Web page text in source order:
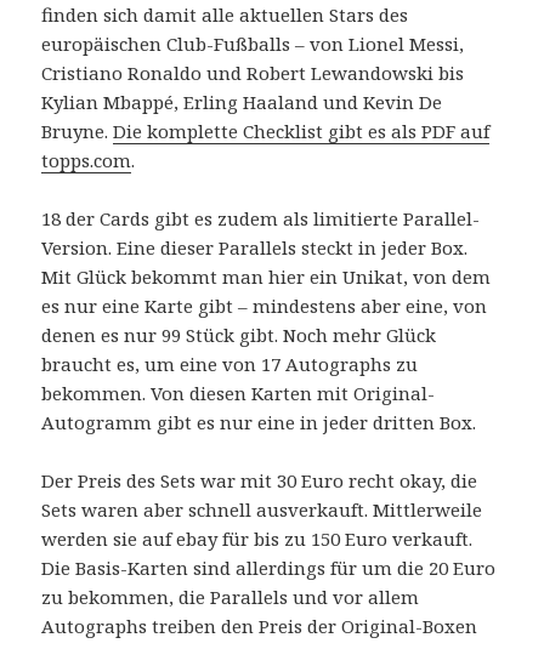
finden sich damit alle aktuellen Stars des
europäischen Club-Fußballs – von Lionel Messi,
Cristiano Ronaldo und Robert Lewandowski bis
Kylian Mbappé, Erling Haaland und Kevin De
Bruyne.Die komplette Checklist gibt es als PDF auf
topps.com.
18 der Cards gibt es zudem als limitierte Parallel-
Version. Eine dieser Parallels steckt in jeder Box.
Mit Glück bekommt man hier ein Unikat, von dem
es nur eine Karte gibt – mindestens aber eine, von
denen es nur 99 Stück gibt. Noch mehr Glück
braucht es, um eine von 17 Autographs zu
bekommen. Von diesen Karten mit Original-
Autogramm gibt es nur eine in jeder dritten Box.
Der Preis des Sets war mit 30 Euro recht okay, die
Sets waren aber schnell ausverkauft. Mittlerweile
werden sie auf ebay für bis zu 150 Euro verkauft.
Die Basis-Karten sind allerdings für um die 20 Euro
zu bekommen, die Parallels und vor allem
Autographs treiben den Preis der Original-Boxen